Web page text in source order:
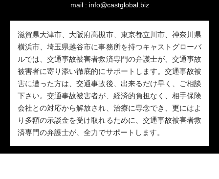
mail : info@castglobal.biz
滋賀県大津市、大阪府高槻市、東京都立川市、神奈川県
横浜市、埼玉県越谷市に事務所を持つキャストグローバ
ルでは、交通事故被害者救済専門の弁護士が、交通事故
被害者に寄り添い徹底的にサポートします。交通事故被
害に遭った方は、交通事故後、出来るだけ早く、ご相談
下さい。交通事故被害者が、経済的負担なく、相手保険
会社との対応から解放され、治療に専念でき、更にはよ
り多額の示談金を受け取れるために、交通事故被害者救
済専門の弁護士が、全力でサポートします。